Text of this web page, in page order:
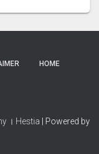
HOME
। Hestia | Powered by